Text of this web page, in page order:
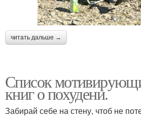
читать дальше →
Список
книг о похудени.
Забирай себе на стену, чтоб не